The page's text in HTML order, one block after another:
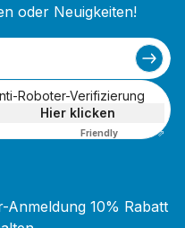
oder Neuigkeiten!
Roboter-Verifizierung
Hier klicken
Friendly Captcha ⇗
Anmeldung 10% Rabatt